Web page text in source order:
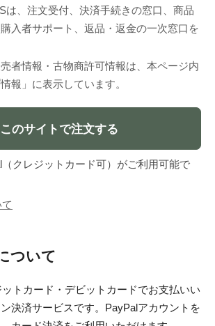
は、注文受付、決済手続きの窓口、商品
入者サポート、返品・返金の一次窓口を
者情報・古物商許可情報は、本ページ内
報」に表示しています。
このサイトで注文する
クレジットカード可）がご利用可能で
ついて
トカード・デビットカードでお支払いい
決済サービスです。PayPalアカウントを